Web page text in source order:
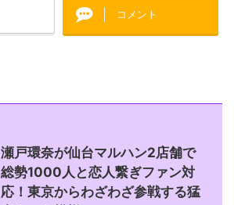
コメント
瀬戸環奈が仙台マルハン2店舗で
総勢1000人と恋人繋ぎファン対
応！東京からわざわざ参戦する猛